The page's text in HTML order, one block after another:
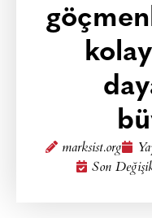
marksist.org
Son